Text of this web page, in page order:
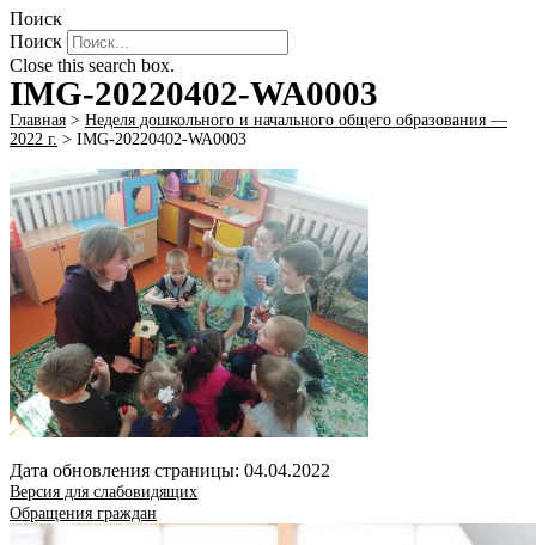
Поиск
Поиск
Close this search box.
IMG-20220402-WA0003
Главная > Неделя дошкольного и начального общего образования —
2022 г. > IMG-20220402-WA0003
Дата обновления страницы: 04.04.2022
Версия для слабовидящих
Обращения граждан